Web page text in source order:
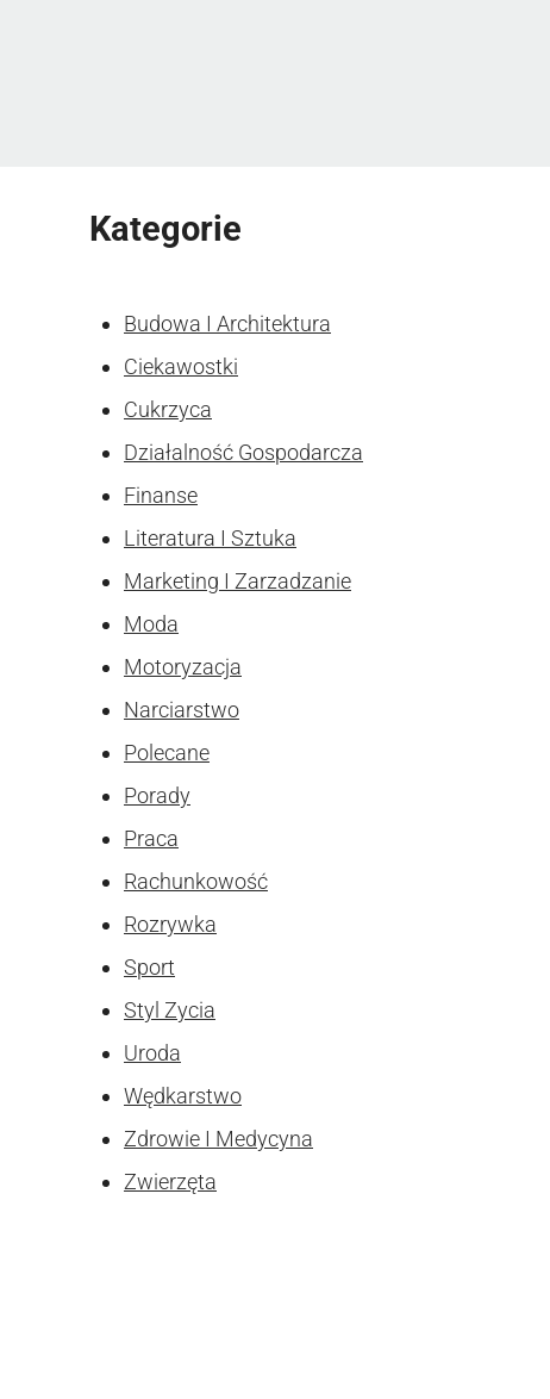
Kategorie
Budowa I Architektura
Ciekawostki
Cukrzyca
Działalność Gospodarcza
Finanse
Literatura I Sztuka
Marketing I Zarzadzanie
Moda
Motoryzacja
Narciarstwo
Polecane
Porady
Praca
Rachunkowość
Rozrywka
Sport
Styl Zycia
Uroda
Wędkarstwo
Zdrowie I Medycyna
Zwierzęta